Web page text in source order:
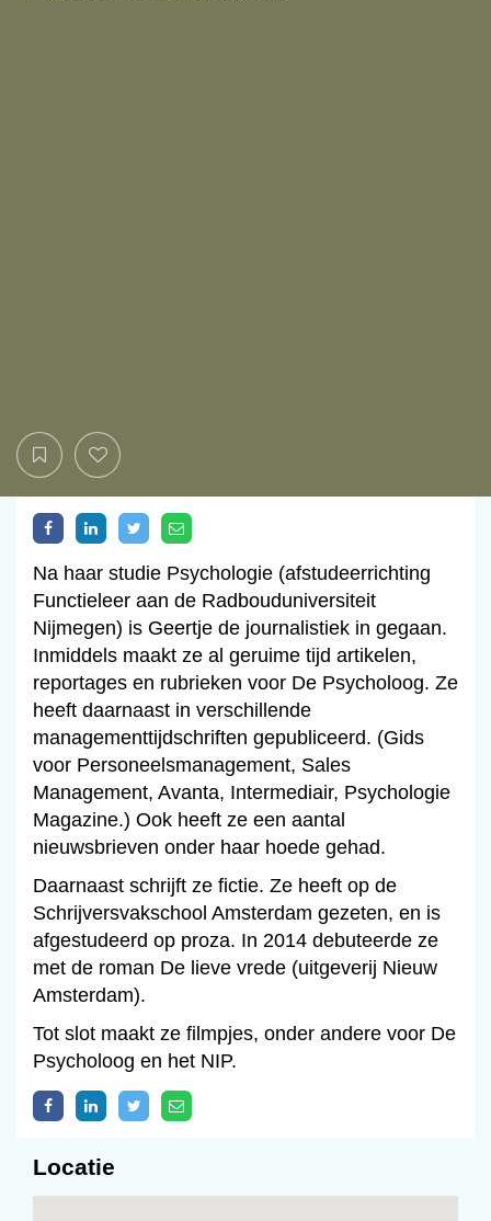
Na haar studie Psychologie (afstudeerrichting
Functieleer aan de Radbouduniversiteit
Nijmegen) is Geertje de journalistiek in gegaan.
Inmiddels maakt ze al geruime tijd artikelen,
reportages en rubrieken voor De Psycholoog. Ze
heeft daarnaast in verschillende
managementtijdschriften gepubliceerd. (Gids
voor Personeelsmanagement, Sales
Management, Avanta, Intermediair, Psychologie
Magazine.) Ook heeft ze een aantal
nieuwsbrieven onder haar hoede gehad.
Daarnaast schrijft ze fictie. Ze heeft op de
Schrijversvakschool Amsterdam gezeten, en is
afgestudeerd op proza. In 2014 debuteerde ze
met de roman De lieve vrede (uitgeverij Nieuw
Amsterdam).
Tot slot maakt ze filmpjes, onder andere voor De
Psycholoog en het NIP.
Locatie